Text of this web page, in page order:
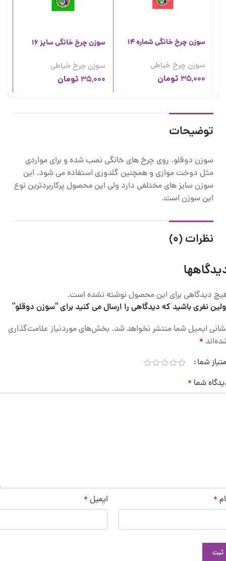
سوزن چرخ خانگی شماره 14
سوزن چرخ خیاطی
35,000 تومان
سوزن چرخ خانگی سایز 16
سوزن چرخ خیاطی
35,000 تومان
توضیحات
سوزن دوقلو، روی چرخ های خانگی نصب شده و برای مواردی
مثل دوخت موازی و همچنین گلدوزی استفاده می شود. این
سوزن سایز های مختلفی دارد ولی این محصول پرکاربردترین نوع
این سوزن است.
نظرات (0)
دیدگاهی برای این محصول نوشته نشده است.
نفری باشید که دیدگاهی را ارسال می کنید برای “سوزن دوقلو”
ایمیل شما منتشر نخواهد شد. بخش‌های موردنیاز علامت‌گذاری
*
شما
شما *
* ایمیل *